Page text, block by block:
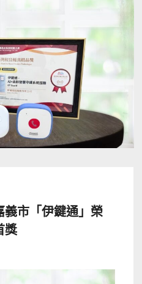
市「伊鍵通」榮
獎